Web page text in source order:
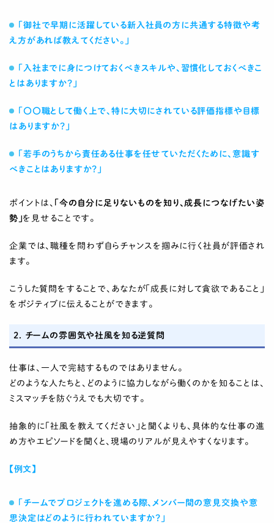
「御社で早期に活躍している新入社員の方に共通する特徴や考
え方があれば教えてください。」
「入社までに身につけておくべきスキルや、習慣化しておくべきこ
とはありますか？」
「〇〇職として働く上で、特に大切にされている評価指標や目標
はありますか？」
「若手のうちから責任ある仕事を任せていただくために、意識す
べきことはありますか？」
ポイントは、
「今の自分に足りないものを知り、成長につなげたい姿
勢」を見せることです。
企業では、職種を問わず自らチャンスを掴みに行く社員が評価され
ます。
こうした質問をすることで、あなたが「成長に対して貪欲であること」
をポジティブに伝えることができます。
2. チームの雰囲気や社風を知る逆質問
仕事は、一人で完結するものではありません。
どのような人たちと、どのように協力しながら働くのかを知ることは、
ミスマッチを防ぐうえでも大切です。
抽象的に「社風を教えてください」と聞くよりも、具体的な仕事の進
め方やエピソードを聞くと、現場のリアルが見えやすくなります。
【例文】
「チームでプロジェクトを進める際、メンバー間の意見交換や意
思決定はどのように行われていますか？」